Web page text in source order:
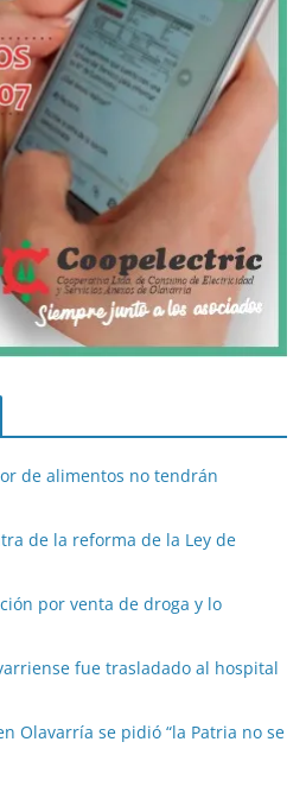
de alimentos no tendrán
de la reforma de la Ley de
por venta de droga y lo
fue trasladado al hospital
Olavarría se pidió “la Patria no se